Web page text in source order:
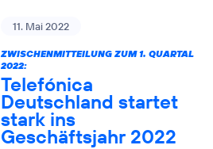
11. Mai 2022
ZWISCHENMITTEILUNG ZUM 1. QUARTAL
2022:
Telefónica
Deutschland startet
stark ins
Geschäftsjahr 2022